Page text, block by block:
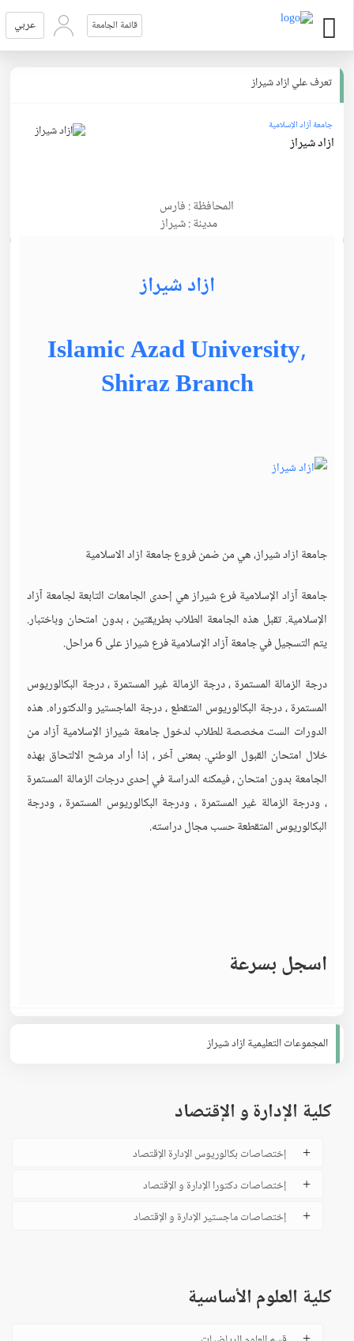
قائمة الجامعة عربي
تعرف علي ازاد شيراز
جامعة آزاد الإسلامية
ازاد شيراز
المحافظة : فارس
مدينة : شيراز
ازاد شيراز
Islamic Azad University,
Shiraz Branch
جامعة ازاد شيراز، هي من ضمن فروع جامعة ازاد الاسلامية
جامعة آزاد الإسلامية فرع شيراز هي إحدى الجامعات التابعة لجامعة آزاد
الإسلامية. تقبل هذه الجامعة الطلاب بطريقتين ، بدون امتحان وباختبار.
يتم التسجيل في جامعة آزاد الإسلامية فرع شيراز على 6 مراحل.
درجة الزمالة المستمرة ، درجة الزمالة غير المستمرة ، درجة البكالوريوس
المستمرة ، درجة البكالوريوس المتقطع ، درجة الماجستير والدكتوراه. هذه
الدورات الست مخصصة للطلاب لدخول جامعة شيراز الإسلامية آزاد من
خلال امتحان القبول الوطني. بمعنى آخر ، إذا أراد مرشح الالتحاق بهذه
الجامعة بدون امتحان ، فيمكنه الدراسة في إحدى درجات الزمالة المستمرة
، ودرجة الزمالة غير المستمرة ، ودرجة البكالوريوس المستمرة ، ودرجة
البكالوريوس المتقطعة حسب مجال دراسته.
اسجل بسرعة
المجموعات التعليمية ازاد شيراز
كلية الإدارة و الإقتصاد
إختصاصات بكالوريوس الإدارة الإقتصاد
إختصاصات دكتورا الإدارة و الإقتصاد
إختصاصات ماجستير الإدارة و الإقتصاد
كلية العلوم الأساسية